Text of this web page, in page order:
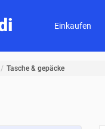
Einkaufen
Tasche & gepäcke